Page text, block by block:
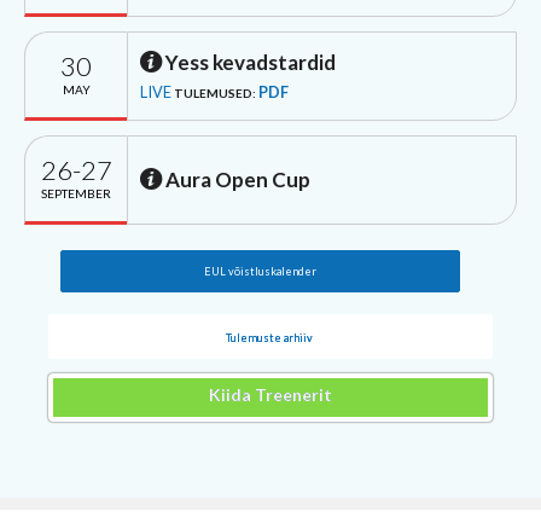
30
MAY
Yess kevadstardid
LIVE TULEMUSED: PDF
26-27
SEPTEMBER
Aura Open Cup
EUL võistluskalender
Tulemuste arhiiv
Kiida Treenerit